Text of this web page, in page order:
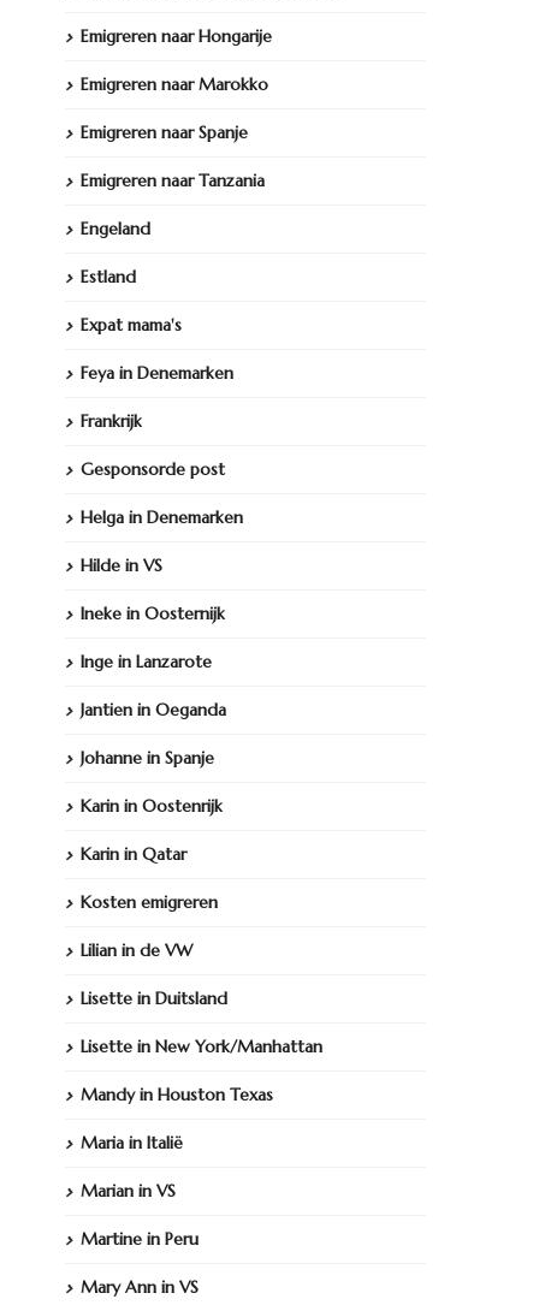
Emigreren naar Hongarije
Emigreren naar Marokko
Emigreren naar Spanje
Emigreren naar Tanzania
Engeland
Estland
Expat mama's
Feya in Denemarken
Frankrijk
Gesponsorde post
Helga in Denemarken
Hilde in VS
Ineke in Oosternijk
Inge in Lanzarote
Jantien in Oeganda
Johanne in Spanje
Karin in Oostenrijk
Karin in Qatar
Kosten emigreren
Lilian in de VW
Lisette in Duitsland
Lisette in New York/Manhattan
Mandy in Houston Texas
Maria in Italië
Marian in VS
Martine in Peru
Mary Ann in VS